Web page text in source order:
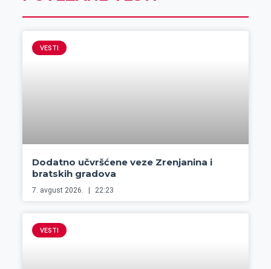
VESTI
Dodatno učvršćene veze Zrenjanina i
bratskih gradova
7. avgust 2026. 22:23
VESTI